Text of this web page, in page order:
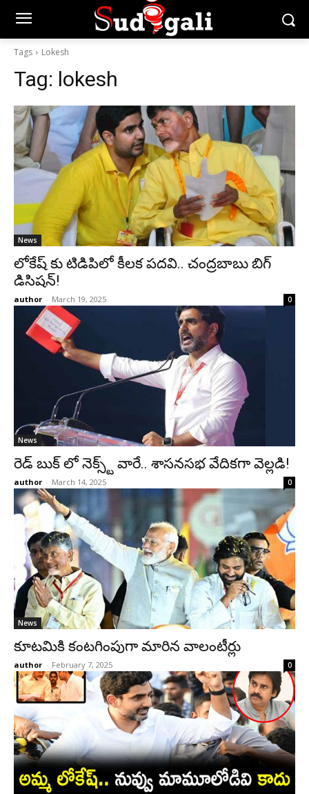
Tags Lokesh
Tag: lokesh
News
లోకేష్ కు టిడిపిలో కీలక పదవి.. చంద్రబాబు బిగ్
డిసిషన్!
author - March 19, 2025 0
News
రెడ్ బుక్ లో నెక్స్ట్ వారే.. శాసనసభ వేదికగా వెల్లడి!
author - March 14, 2025 0
News
కూటమికి కంటగింపుగా మారిన వాలంటీర్లు
author - February 7, 2025 0